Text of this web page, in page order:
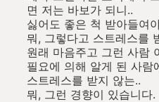
면 저는 바보가 되니..
싫어도 좋은 척 받아들여
뭐, 그렇다고 스트레스를
원래 마음주고 그런 사람
필요에 의해 알게 된 사람
스트레스를 받지 않는..
뭐, 그런 경향이 있습니다.